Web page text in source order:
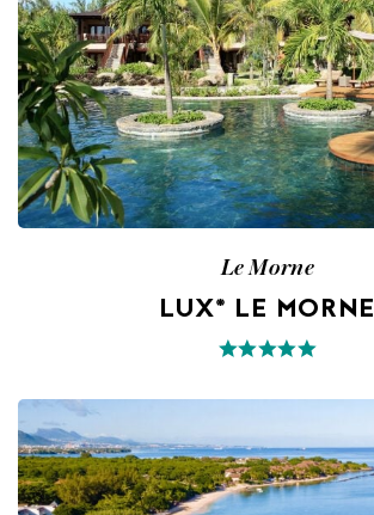
Le Morne
LUX* LE MORNE